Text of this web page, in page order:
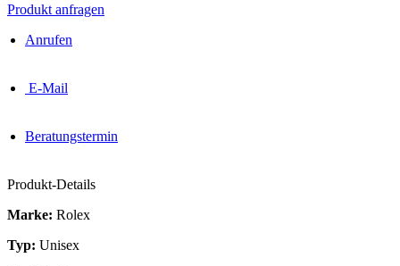
Produkt anfragen
Anrufen
E-Mail
Beratungstermin
Produkt-Details
Marke: Rolex
Typ: Unisex